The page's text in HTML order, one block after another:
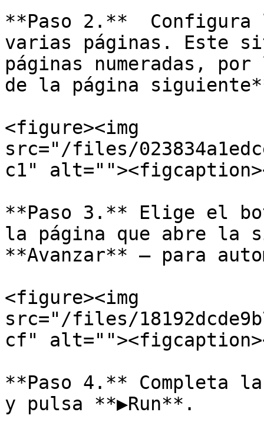
**Paso 2.**
varias páginas. Este
páginas numeradas,
de la página
<figure><img
src="/files/
c1"
**Paso 3.** Elige el
la página que abre la
**Avanzar** – para
<figure><img
src="/files/
cf"
**Paso 4.** Completa
y pulsa **▶Run**.